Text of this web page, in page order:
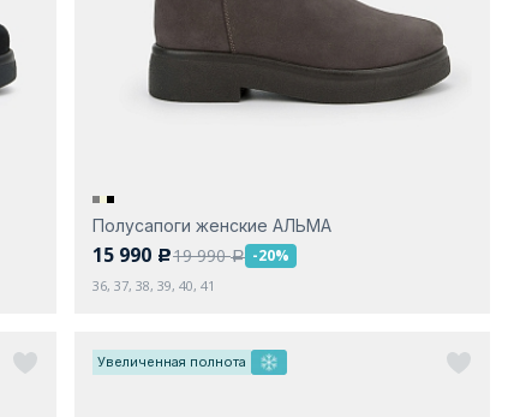
Полусапоги женские АЛЬМА
15 990 c19 990a -20%
36, 37, 38, 39, 40, 41
Увеличенная полнота